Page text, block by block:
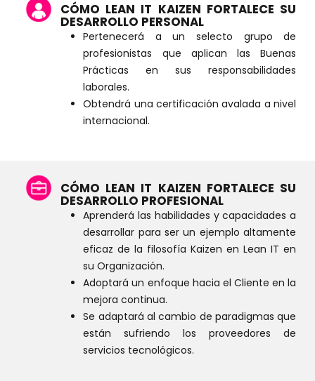
CÓMO LEAN IT KAIZEN FORTALECE SU
DESARROLLO PERSONAL
Pertenecerá a un selecto grupo de
profesionistas que aplican las Buenas
Prácticas en sus responsabilidades
laborales.
Obtendrá una certificación avalada a nivel
internacional.
CÓMO LEAN IT KAIZEN FORTALECE SU
DESARROLLO PROFESIONAL
Aprenderá las habilidades y capacidades a
desarrollar para ser un ejemplo altamente
eficaz de la filosofía Kaizen en Lean IT en
su Organización.
Adoptará un enfoque hacia el Cliente en la
mejora continua.
Se adaptará al cambio de paradigmas que
están sufriendo los proveedores de
servicios tecnológicos.